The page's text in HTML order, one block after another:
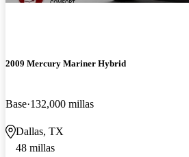
2009 Mercury Mariner Hybrid
Base 132,000 millas
Dallas, TX
48 millas